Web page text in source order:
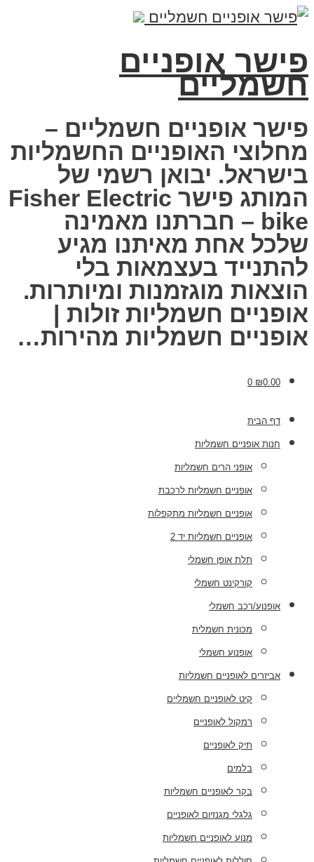
פישר אופניים
חשמליים
פישר אופניים חשמליים –
מחלוצי האופניים החשמליות
בישראל. יבואן רשמי של
המותג פישר Fisher Electric
bike – חברתנו מאמינה
שלכל אחת מאיתנו מגיע
להתנייד בעצמאות בלי
הוצאות מוגזמנות ומיותרות.
אופניים חשמליות זולות |
אופניים חשמליות מהירות…
₪0.00
0
דף הבית
חנות אופניים חשמליות
אופני הרים חשמליות
אופניים חשמליות לרכבת
אופניים חשמליות מתקפלות
אופניים חשמליות יד 2
תלת אופן חשמלי
קורקינט חשמלי
אופנוע/רכב חשמלי
מכונית חשמלית
אופנוע חשמלי
אביזרים לאופניים חשמליות
קיט לאופניים חשמליים
רמקול לאופניים
תיק לאופניים
בלמים
בקר לאופניים חשמליות
גלגלי מגנזיום לאופניים
מנוע לאופניים חשמליות